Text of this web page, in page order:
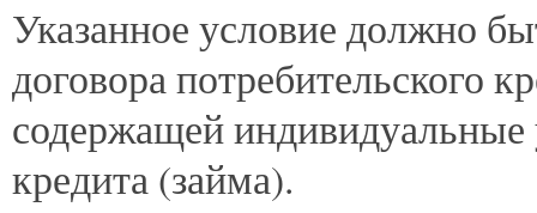
Указанное условие должно
договора потребительского
содержащей индивидуальные
кредита (займа).